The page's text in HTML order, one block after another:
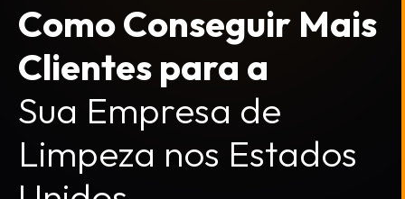
Como Conseguir Mais
Clientes para a
Sua Empresa de
Limpeza nos Estados